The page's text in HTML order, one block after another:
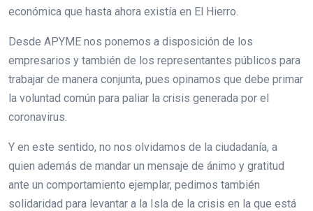
económica que hasta ahora existía en El Hierro.
Desde APYME nos ponemos a disposición de los
empresarios y también de los representantes públicos para
trabajar de manera conjunta, pues opinamos que debe primar
la voluntad común para paliar la crisis generada por el
coronavirus.
Y en este sentido, no nos olvidamos de la ciudadanía, a
quien además de mandar un mensaje de ánimo y gratitud
ante un comportamiento ejemplar, pedimos también
solidaridad para levantar a la Isla de la crisis en la que está